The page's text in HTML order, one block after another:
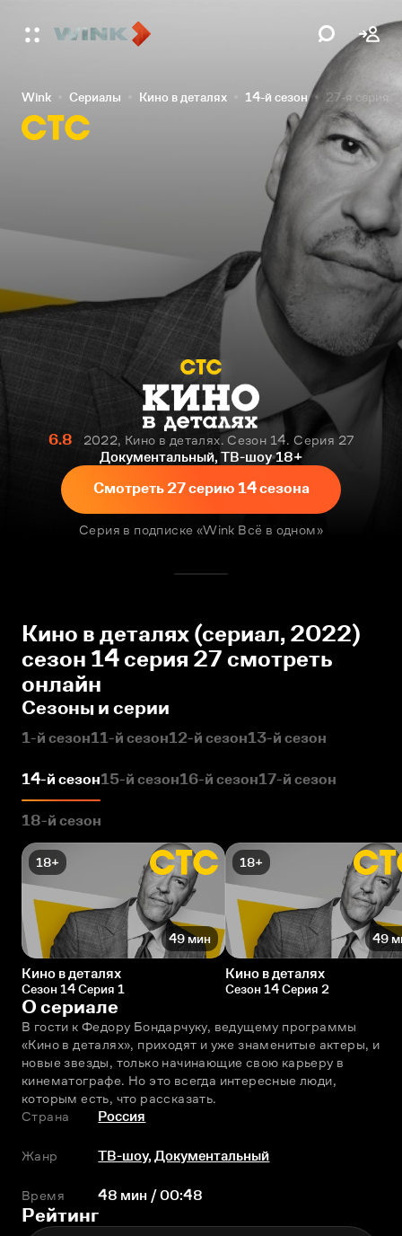
Wink Сериалы Кино в деталях 14-й сезон 27-я серия
6.8
2022, Кино в деталях. Сезон 14. Серия 27
Документальный, ТВ-шоу 18+
Смотреть 27 серию 14 сезона
Серия в подписке «Wink Всё в одном»
Кино в деталях (сериал, 2022)
сезон 14 серия 27 смотреть
онлайн
Сезоны и серии
1-й сезон11-й сезон12-й сезон13-й сезон
14-й сезон15-й сезон16-й сезон17-й сезон
18-й сезон
18+
49 мин
Кино в деталях
Сезон 14 Серия 1
18+
49
Кино в деталях
Сезон 14 Серия 2
О сериале
В гости к Фeдору Бондарчуку, ведущему программы
«Кино в деталях», приходят и уже знаменитые актеры, и
новые звезды, только начинающие свою карьеру в
кинематографе. Но это всегда интересные люди,
которым есть, что рассказать.
Страна
Россия
Жанр ТВ-шоу,Документальный
Время 48 мин / 00:48
Рейтинг